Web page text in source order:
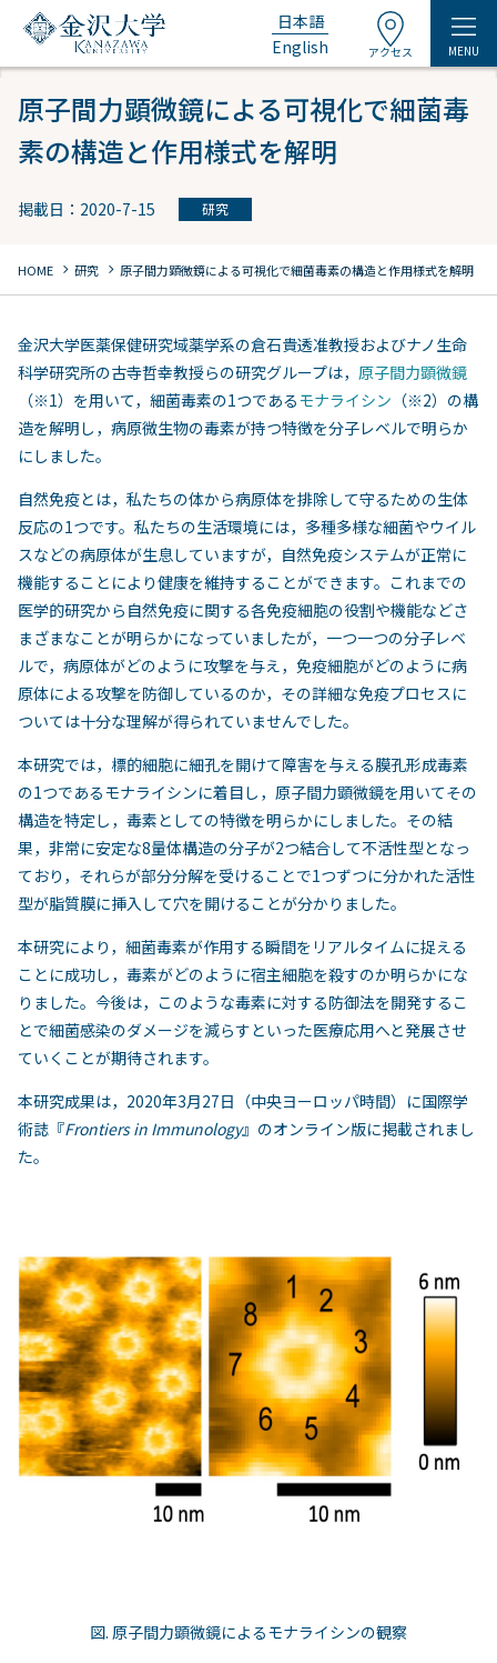
日本語
English
アクセス MENU
原子間力顕微鏡による可視化で細菌毒
素の構造と作用様式を解明
掲載日：2020-7-15 研究
HOME chevron_right 研究 chevron_right 原子間力顕微鏡による可視化で細菌毒素の構造と作用様式を解明
金沢大学医薬保健研究域薬学系の倉石貴透准教授およびナノ生命
科学研究所の古寺哲幸教授らの研究グループは， 原子間力顕微鏡
（※1）を用いて，細菌毒素の1つであるモナライシン （※2）の構
造を解明し，病原微生物の毒素が持つ特徴を分子レベルで明らか
にしました。
自然免疫とは，私たちの体から病原体を排除して守るための生体
反応の1つです。私たちの生活環境には，多種多様な細菌やウイル
スなどの病原体が生息していますが，自然免疫システムが正常に
機能することにより健康を維持することができます。これまでの
医学的研究から自然免疫に関する各免疫細胞の役割や機能などさ
まざまなことが明らかになっていましたが，一つ一つの分子レベ
ルで，病原体がどのように攻撃を与え，免疫細胞がどのように病
原体による攻撃を防御しているのか，その詳細な免疫プロセスに
ついては十分な理解が得られていませんでした。
本研究では，標的細胞に細孔を開けて障害を与える膜孔形成毒素
の1つであるモナライシンに着目し，原子間力顕微鏡を用いてその
構造を特定し，毒素としての特徴を明らかにしました。その結
果，非常に安定な8量体構造の分子が2つ結合して不活性型となっ
ており，それらが部分分解を受けることで1つずつに分かれた活性
型が脂質膜に挿入して穴を開けることが分かりました。
本研究により，細菌毒素が作用する瞬間をリアルタイムに捉える
ことに成功し，毒素がどのように宿主細胞を殺すのか明らかにな
りました。今後は，このような毒素に対する防御法を開発するこ
とで細菌感染のダメージを減らすといった医療応用へと発展させ
ていくことが期待されます。
本研究成果は，2020年3月27日（中央ヨーロッパ時間）に国際学
術誌『Frontiers in Immunology』のオンライン版に掲載されまし
た。
図. 原子間力顕微鏡によるモナライシンの観察